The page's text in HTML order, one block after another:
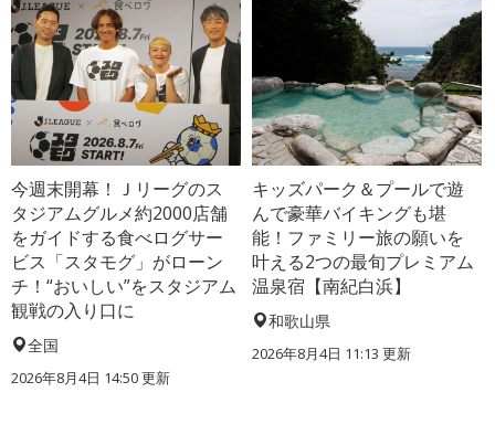
今週末開幕！Ｊリーグのス
タジアムグルメ約2000店舗
をガイドする食べログサー
ビス「スタモグ」がローン
チ！“おいしい”をスタジアム
観戦の入り口に
全国
2026年8月4日 14:50更新
キッズパーク＆プールで遊
んで豪華バイキングも堪
能！ファミリー旅の願いを
叶える2つの最旬プレミアム
温泉宿【南紀白浜】
和歌山県
2026年8月4日 11:13 更新